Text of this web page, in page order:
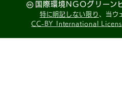
国際環境NGOグリーン
特に明記しない限り 、当ウ
CC-BY International